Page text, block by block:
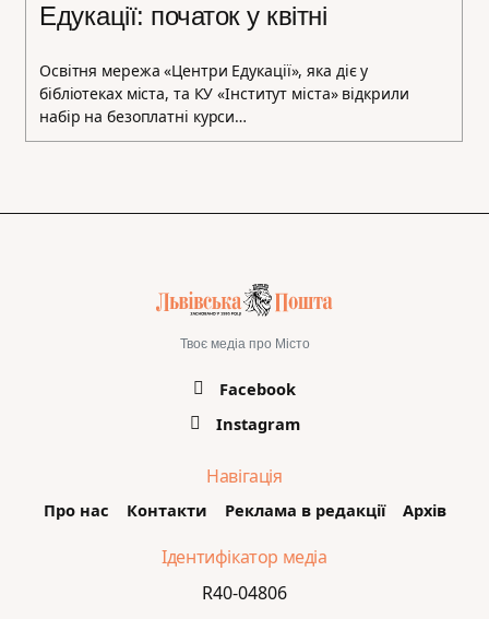
Едукації: початок у квітні
Освітня мережа «Центри Едукації», яка діє у
бібліотеках міста, та КУ «Інститут міста» відкрили
набір на безоплатні курси…
Твоє медіа про Місто
Facebook
Instagram
Навігація
Про нас Контакти Реклама в редакції Архів
Ідентифікатор медіа
R40-04806